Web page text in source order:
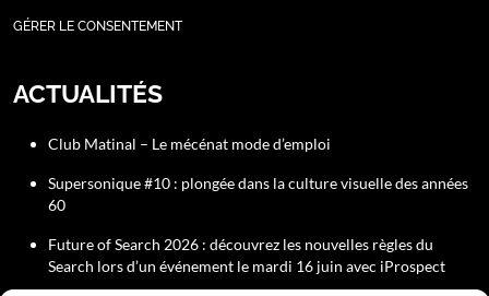
GÉRER LE CONSENTEMENT
ACTUALITÉS
Club Matinal – Le mécénat mode d’emploi
Supersonique #10 : plongée dans la culture visuelle des années
60
Future of Search 2026 : découvrez les nouvelles règles du
Search lors d’un événement le mardi 16 juin avec iProspect